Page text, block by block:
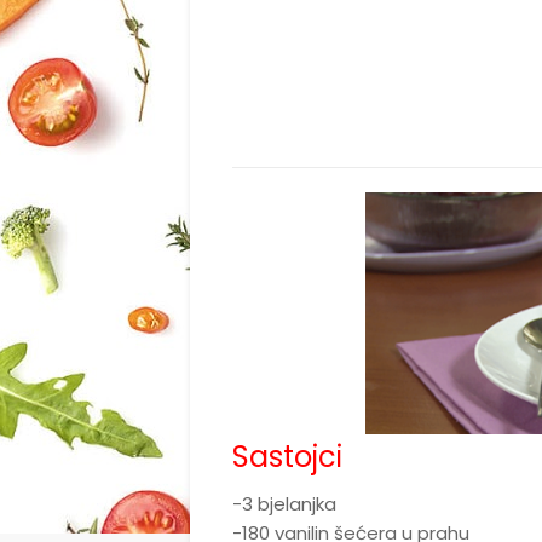
Sastojci
-3 bjelanjka
-180 vanilin šećera u prahu